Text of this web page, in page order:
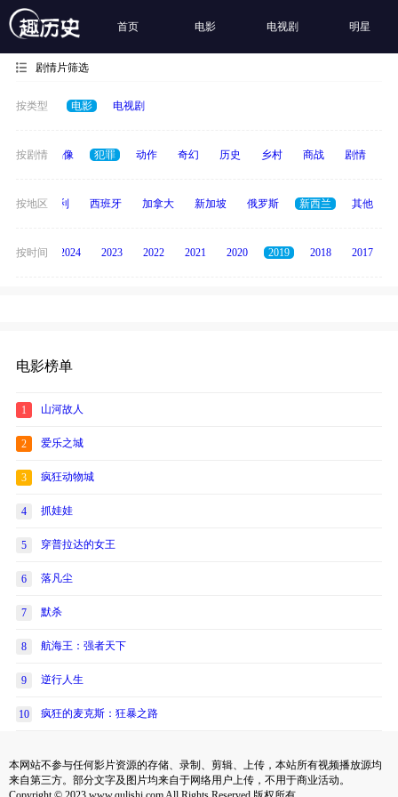
首页 电影 电视剧 明星
剧情片筛选
按类型 电影 电视剧
按剧情青春偶像 犯罪 动作 奇幻 历史 乡村 商战 剧情
按地区
度 意大利 西班牙 加拿大 新加坡 俄罗斯 新西兰 其他
按时间
2025 2024 2023 2022 2021 2020 2019 2018 2017
电影榜单
1 山河故人
2 爱乐之城
3 疯狂动物城
4 抓娃娃
5 穿普拉达的女王
6 落凡尘
7 默杀
8 航海王：强者天下
9 逆行人生
10 疯狂的麦克斯：狂暴之路
本网站不参与任何影片资源的存储、录制、剪辑、上传，本站所有视频播放源均
来自第三方。部分文字及图片均来自于网络用户上传，不用于商业活动。